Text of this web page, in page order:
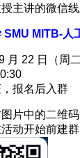
主讲的微信线
SMU MITB-人
月 22 日（周二
报名后入群
片中的二维码
始前建群，